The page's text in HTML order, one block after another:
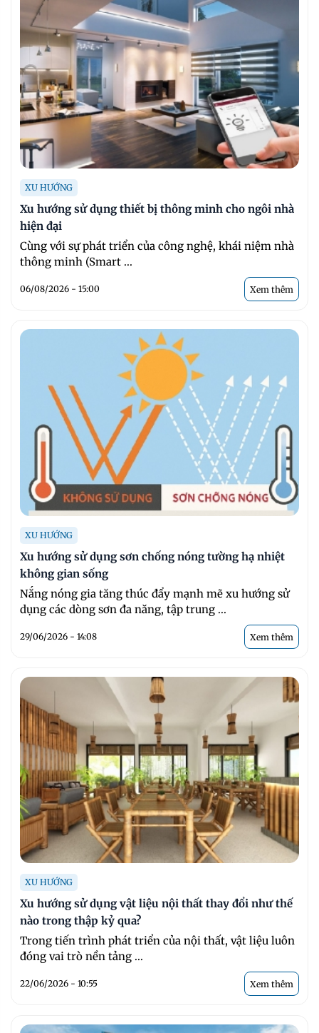
XU HƯỚNG
Xu hướng sử dụng thiết bị thông minh cho ngôi nhà
hiện đại
Cùng với sự phát triển của công nghệ, khái niệm nhà
thông minh (Smart ...
06/08/2026 - 15:00 Xem thêm
XU HƯỚNG
Xu hướng sử dụng sơn chống nóng tường hạ nhiệt
không gian sống
Nắng nóng gia tăng thúc đẩy mạnh mẽ xu hướng sử
dụng các dòng sơn đa năng, tập trung ...
29/06/2026 - 14:08 Xem thêm
XU HƯỚNG
Xu hướng sử dụng vật liệu nội thất thay đổi như thế
nào trong thập kỷ qua?
Trong tiến trình phát triển của nội thất, vật liệu luôn
đóng vai trò nền tảng ...
22/06/2026 - 10:55 Xem thêm